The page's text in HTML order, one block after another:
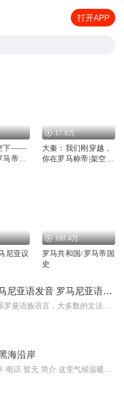
打开APP
下——
马帝国
17.8万
大秦：我们刚穿越，
你在罗马称帝|架空历
尼亚议
190.4万
罗马共和国/罗马帝国
史
罗马尼亚语学习 罗马尼亚语发音 罗马尼亚语自学
海沿岸